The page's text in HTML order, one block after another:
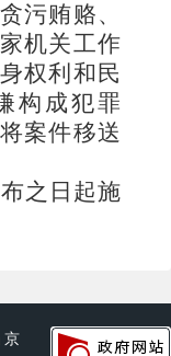
污贿赂、
机关工作
权利和民
构成犯罪
案件移送
之日起施
京